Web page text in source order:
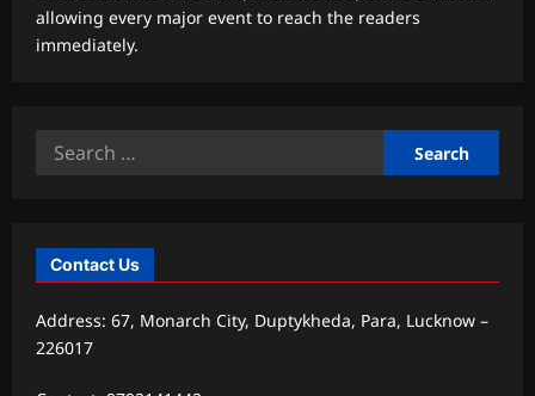
allowing every major event to reach the readers
immediately.
Search
Contact Us
Address: 67, Monarch City, Duptykheda, Para, Lucknow –
226017